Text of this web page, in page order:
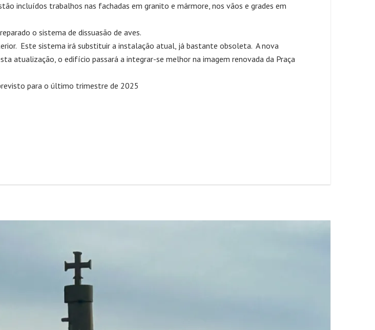
incluídos trabalhos nas fachadas em granito e mármore, nos vãos e grades em
o sistema de dissuasão de aves.
Este sistema irá substituir a instalação atual, já bastante obsoleta. A nova
atualização, o edifício passará a integrar-se melhor na imagem renovada da Praça
para o último trimestre de 2025